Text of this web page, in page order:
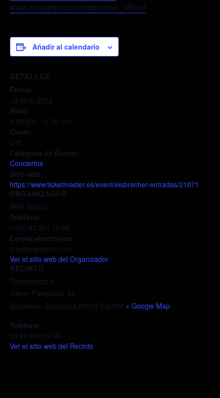
www.instagram.com/eisbrecher_official
Añadir al calendario
DETALLES
Fecha:
19 abril, 2022
Hora:
8:00 pm - 11:00 pm
Coste:
27€
Categoría de Evento:
Conciertos
Sitio web:
https://www.ticketmaster.es/event/eisbrecher-entradas/21071
ORGANIZADOR
RRS Promo
Teléfono
(+34) 93 301 70 09
Correo electrónico
info@rrspromo.com
Ver el sitio web del Organizador
RECINTO
Razzmatazz 2
Carrer Pamplona, 88
Barcelona, Barcelona 08018 España + Google Map
Teléfono
34 93 320 82 00
Ver el sitio web del Recinto